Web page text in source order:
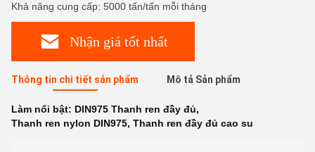
Khả năng cung cấp: 5000 tấn/tấn mỗi tháng
Nhận giá tốt nhất
Thông tin chi tiết sản phẩm Mô tả Sản phẩm
Làm nổi bật: DIN975 Thanh ren đầy đủ,
Thanh ren nylon DIN975, Thanh ren đầy đủ cao su